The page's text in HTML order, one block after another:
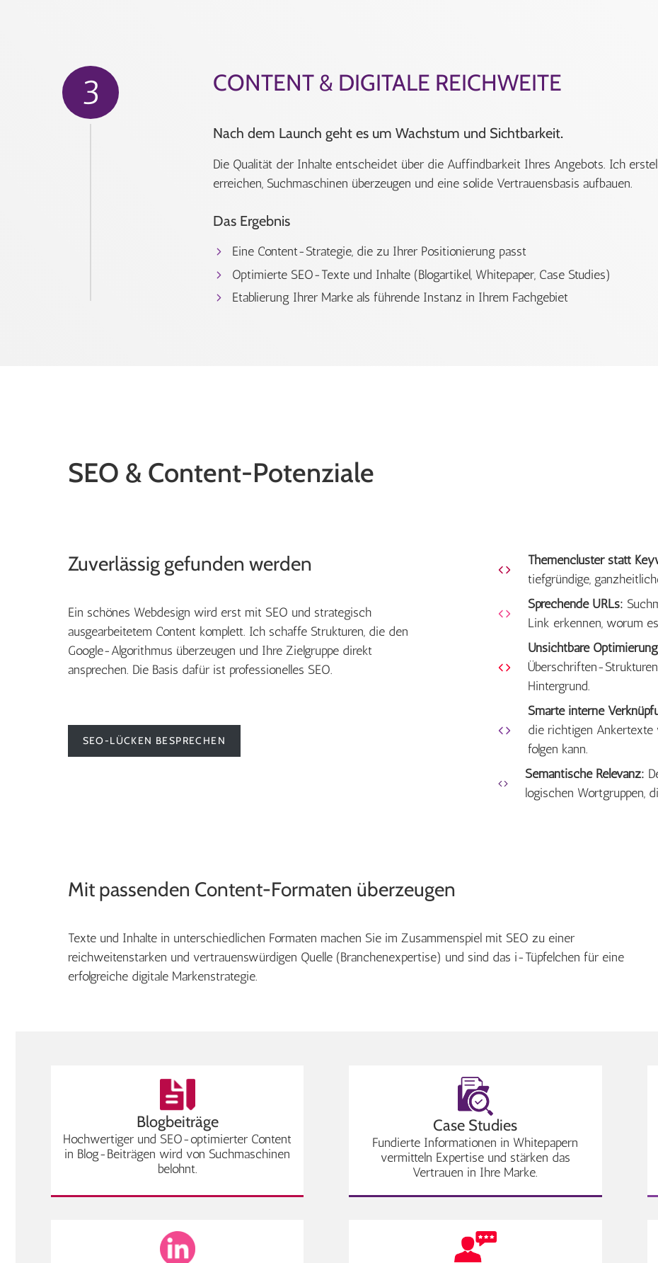
3 CONTENT & DIGITALE REICHWEITE
Nach dem Launch geht es um Wachstum und Sichtbarkeit.
Die Qualität der Inhalte entscheidet über die Auffindbarkeit Ihres Angebots. Ich
erreichen, Suchmaschinen überzeugen und eine solide Vertrauensbasis aufbauen.
Das Ergebnis
Eine Content-Strategie, die zu Ihrer Positionierung passt
Optimierte SEO-Texte und Inhalte (Blogartikel, Whitepaper, Case Studies)
Etablierung Ihrer Marke als führende Instanz in Ihrem Fachgebiet
SEO & Content-Potenziale
Zuverlässig gefunden werden
Ein schönes Webdesign wird erst mit SEO und strategisch
ausgearbeitetem Content komplett. Ich schaffe Strukturen, die den
Google-Algorithmus überzeugen und Ihre Zielgruppe direkt
ansprechen. Die Basis dafür ist professionelles SEO.
SEO-LÜCKEN BESPRECHEN
Themencluster statt
tiefgründige,
Sprechende URLs:
Link erkennen, worum
Unsichtbare
Überschriften-
Hintergrund.
Smarte interne
die richtigen Ankertexte
folgen kann.
Semantische Relevanz:
logischen Wortgruppen,
Mit passenden Content-Formaten überzeugen
Texte und Inhalte in unterschiedlichen Formaten machen Sie im Zusammenspiel mit SEO zu einer
reichweitenstarken und vertrauenswürdigen Quelle (Branchenexpertise) und sind das i-Tüpfelchen für eine
erfolgreiche digitale Markenstrategie.
Blogbeiträge
Hochwertiger und SEO-optimierter Content
in Blog-Beiträgen wird von Suchmaschinen
belohnt.
Case Studies
Fundierte Informationen in Whitepapern
vermitteln Expertise und stärken das
Vertrauen in Ihre Marke.